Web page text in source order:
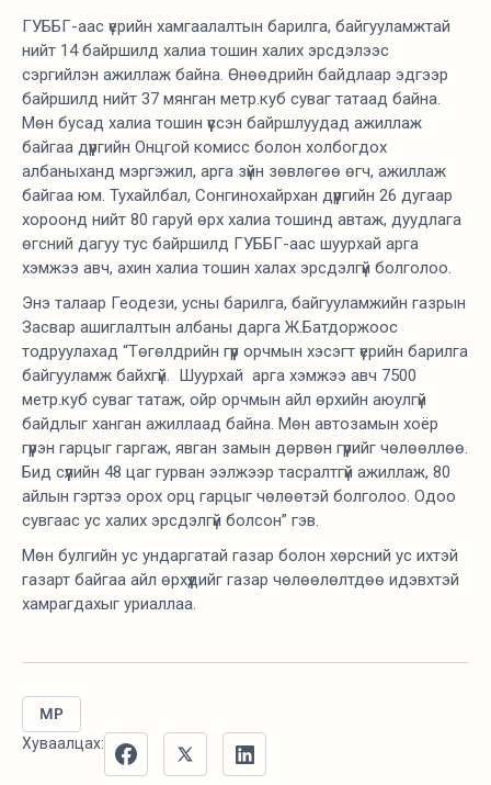
ГУББГ-аас үерийн хамгаалалтын барилга, байгууламжтай
нийт 14 байршилд халиа тошин халих эрсдэлээс
сэргийлэн ажиллаж байна. Өнөөдрийн байдлаар эдгээр
байршилд нийт 37 мянган метр.куб суваг татаад байна.
Мөн бусад халиа тошин үүссэн байршлуудад ажиллаж
байгаа дүүргийн Онцгой комисс болон холбогдох
албаныханд мэргэжил, арга зүйн зөвлөгөө өгч, ажиллаж
байгаа юм. Тухайлбал, Сонгинохайрхан дүүргийн 26 дугаар
хороонд нийт 80 гаруй өрх халиа тошинд автаж, дуудлага
өгсний дагуу тус байршилд ГУББГ-аас шуурхай арга
хэмжээ авч, ахин халиа тошин халах эрсдэлгүй болголоо.
Энэ талаар Геодези, усны барилга, байгууламжийн газрын
Засвар ашиглалтын албаны дарга Ж.Батдоржоос
тодруулахад “Төгөлдрийн гүүр орчмын хэсэгт үерийн барилга
байгууламж байхгүй. Шуурхай арга хэмжээ авч 7500
метр.куб суваг татаж, ойр орчмын айл өрхийн аюулгүй
байдлыг ханган ажиллаад байна. Мөн автозамын хоёр
гүүрэн гарцыг гаргаж, явган замын дөрвөн гүүрийг чөлөөллөө.
Бид сүүлийн 48 цаг гурван ээлжээр тасралтгүй ажиллаж, 80
айлын гэртээ орох орц гарцыг чөлөөтэй болголоо. Одоо
сувгаас ус халих эрсдэлгүй болсон” гэв.
Мөн булгийн ус ундаргатай газар болон хөрсний ус ихтэй
газарт байгаа айл өрхүүдийг газар чөлөөлөлтдөө идэвхтэй
хамрагдахыг уриаллаа.
MP
Хуваалцах: